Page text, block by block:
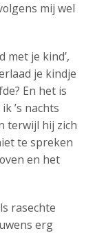
mij wel
met je kind’,
je kindje
En het is
’s nachts
terwijl hij zich
te spreken
en het
rasechte
erg